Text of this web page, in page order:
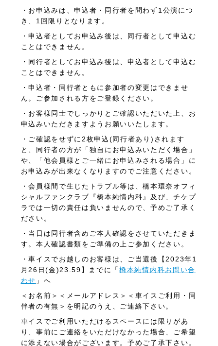
・お申込みは、申込者・同行者を問わず1 公演につ
き、 1 回限りとなります。
・申込者としてお申込み後は、同行者として申込む
ことはできません。
・同行者としてお申込み後は、申込者として申込む
ことはできません。
・申込者・同行者ともに参加者の変更はできませ
ん。ご参加される方をご登録ください。
・お客様同士でしっかりとご確認いただいた上、お
申込みいただきますようお願いいたします。
・ご確認をせずに 2枚申込(同行者あり ) されます
と、同行者の方が「独自にお申込みいただく場合」
や、「他会員様とご一緒にお申込みされる場合」に
お申込みが出来なくなりますのでご注意ください。
・会員様間で生じたトラブル等は、橋本環奈オフィ
シャルファンクラブ『橋本純情内科』及び、チケプ
ラでは一切の責任は負いませんので、予めご了承く
ださい。
・当日は同行者含めご本人確認をさせていただきま
す。本人確認書類をご準備の上ご参加ください。
・車イスでお越しのお客様は、ご当選後【2023年1
月26日(金)23:59】までに「橋本純情内科お問い合
わせ 」へ
＜お名前＞＜メールアドレス＞＜車イスご利用・同
伴者の有無＞を明記のうえ、ご連絡下さい。
車イスでご利用いただけるスペースには限りがあ
り、事前にご連絡をいただけなかった場合、ご希望
に添えない場合がございます。予めご了承下さい。